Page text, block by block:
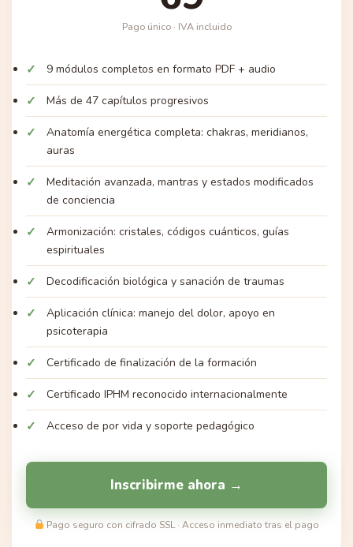
Pago único · IVA incluido
9 módulos completos en formato PDF + audio
Más de 47 capítulos progresivos
Anatomía energética completa: chakras, meridianos,
auras
Meditación avanzada, mantras y estados modificados
de conciencia
Armonización: cristales, códigos cuánticos, guías
espirituales
Decodificación biológica y sanación de traumas
Aplicación clínica: manejo del dolor, apoyo en
psicoterapia
Certificado de finalización de la formación
Certificado IPHM reconocido internacionalmente
Acceso de por vida y soporte pedagógico
Inscribirme ahora →
Pago seguro con cifrado SSL · Acceso inmediato tras el pago